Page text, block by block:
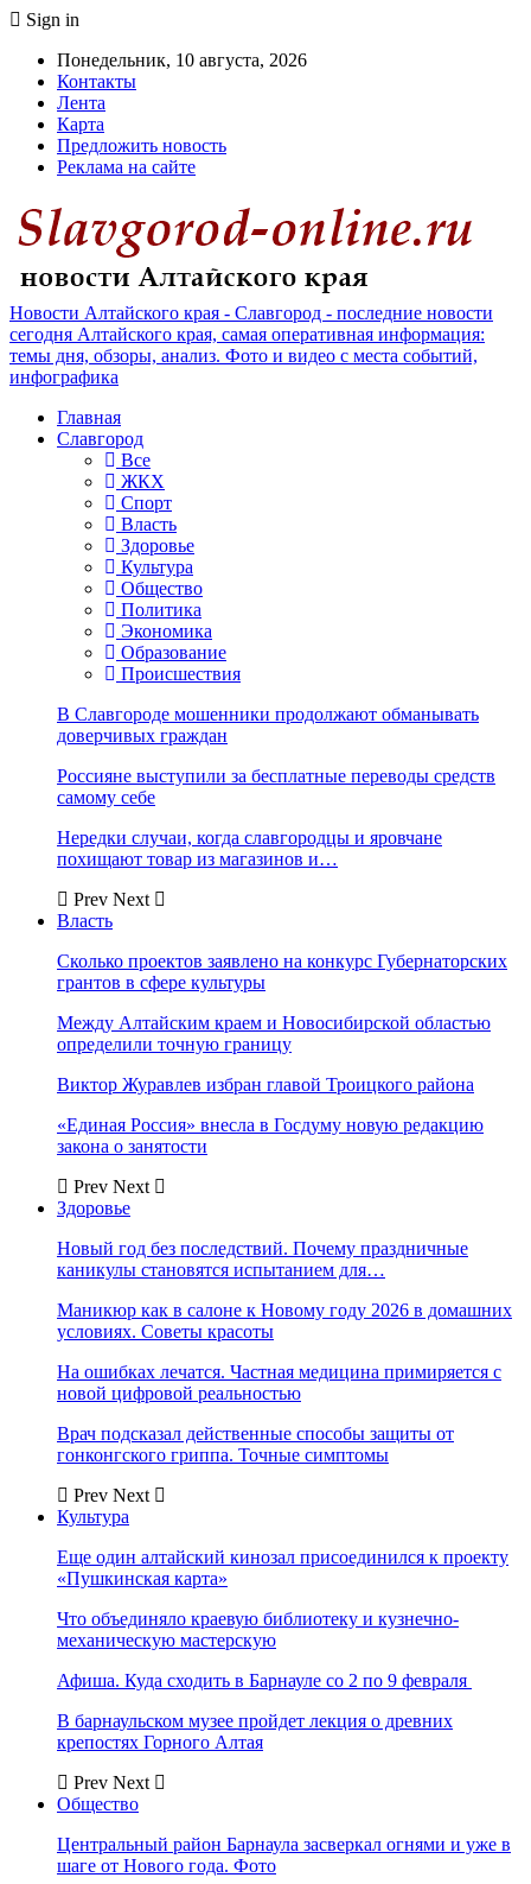
Sign in
Понедельник, 10 августа, 2026
Контакты
Лента
Карта
Предложить новость
Реклама на сайте
Новости Алтайского края - Славгород - последние новости
сегодня Алтайского края, самая оперативная информация:
темы дня, обзоры, анализ. Фото и видео с места событий,
инфографика
Главная
Славгород
Все
ЖКХ
Спорт
Власть
Здоровье
Культура
Общество
Политика
Экономика
Образование
Происшествия
В Славгороде мошенники продолжают обманывать
доверчивых граждан
Россияне выступили за бесплатные переводы средств
самому себе
Нередки случаи, когда славгородцы и яровчане
похищают товар из магазинов и…
Prev Next
Власть
Сколько проектов заявлено на конкурс Губернаторских
грантов в сфере культуры
Между Алтайским краем и Новосибирской областью
определили точную границу
Виктор Журавлев избран главой Троицкого района
«Единая Россия» внесла в Госдуму новую редакцию
закона о занятости
Prev Next
Здоровье
Новый год без последствий. Почему праздничные
каникулы становятся испытанием для…
Маникюр как в салоне к Новому году 2026 в домашних
условиях. Советы красоты
На ошибках лечатся. Частная медицина примиряется с
новой цифровой реальностью
Врач подсказал действенные способы защиты от
гонконгского гриппа. Точные симптомы
Prev Next
Культура
Еще один алтайский кинозал присоединился к проекту
«Пушкинская карта»
Что объединяло краевую библиотеку и кузнечно-
механическую мастерскую
Афиша. Куда сходить в Барнауле со 2 по 9 февраля
В барнаульском музее пройдет лекция о древних
крепостях Горного Алтая
Prev Next
Общество
Центральный район Барнаула засверкал огнями и уже в
шаге от Нового года. Фото